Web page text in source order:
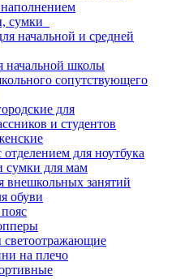
сумки
начальной и средней
начальной школы
сопутствующего
для
и студентов
для ноутбука
сумки для мам
внешкольных занятий
обуви
на плечо